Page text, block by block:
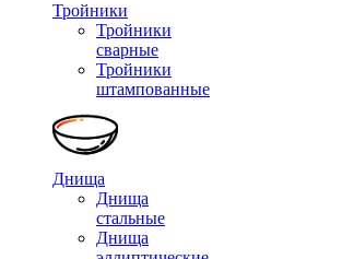
Тройники
Тройники
сварные
Тройники
штампованные
Днища
Днища
стальные
Днища